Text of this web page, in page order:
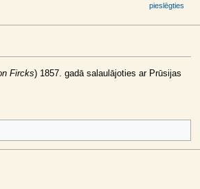
Fircks) 1857. gadā salaulājoties ar Prūsijas
pieslēgties